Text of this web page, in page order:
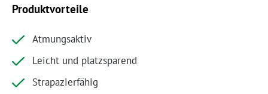
Produktvorteile
Atmungsaktiv
Leicht und platzsparend
Strapazierfähig